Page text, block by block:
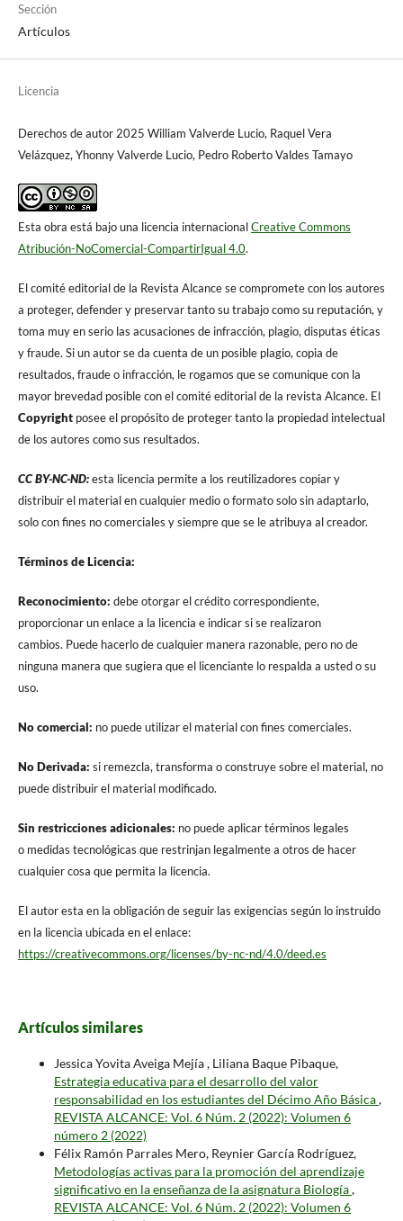
Sección
Artículos
Licencia
Derechos de autor 2025 William Valverde Lucio, Raquel Vera
Velázquez, Yhonny Valverde Lucio, Pedro Roberto Valdes Tamayo
Esta obra está bajo una licencia internacionalCreative Commons
Atribución-NoComercial-CompartirIgual 4.0.
El comité editorial de la Revista Alcance se compromete con los autores
a proteger, defender y preservar tanto su trabajo como su reputación, y
toma muy en serio las acusaciones de infracción, plagio, disputas éticas
y fraude. Si un autor se da cuenta de un posible plagio, copia de
resultados, fraude o infracción, le rogamos que se comunique con la
mayor brevedad posible con el comité editorial de la revista Alcance. El
Copyrightposee el propósito de proteger tanto la propiedad intelectual
de los autores como sus resultados.
CC BY-NC-ND:esta licencia permite a los reutilizadores copiar y
distribuir el material en cualquier medio o formato solo sin adaptarlo,
solo con fines no comerciales y siempre que se le atribuya al creador.
Términos de Licencia:
Reconocimiento: debe otorgar el crédito correspondiente,
proporcionar un enlace a la licencia e indicar si se realizaron
cambios. Puede hacerlo de cualquier manera razonable, pero no de
ninguna manera que sugiera que el licenciante lo respalda a usted o su
uso.
No comercial: no puede utilizar el material con fines comerciales.
No Derivada: si remezcla, transforma o construye sobre el material, no
puede distribuir el material modificado.
Sin restricciones adicionales: no puede aplicar términos legales
o medidas tecnológicas que restrinjan legalmente a otros de hacer
cualquier cosa que permita la licencia.
El autor esta en la obligación de seguir las exigencias según lo instruido
en la licencia ubicada en el enlace:
https://creativecommons.org/licenses/by-nc-nd/4.0/deed.es
Artículos similares
Jessica Yovita Aveiga Mejía , Liliana Baque Pibaque,
Estrategia educativa para el desarrollo del valor
responsabilidad en los estudiantes del Décimo Año Básica,
REVISTA ALCANCE: Vol. 6 Núm. 2 (2022): Volumen 6
número 2 (2022)
Félix Ramón Parrales Mero, Reynier García Rodríguez,
Metodologías activas para la promoción del aprendizaje
significativo en la enseñanza de la asignatura Biología,
REVISTA ALCANCE: Vol. 6 Núm. 2 (2022): Volumen 6